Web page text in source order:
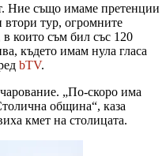
Ние също имаме претенции
втори тур, огромните
които съм бил със 120
където имам нула гласа
bTV.
„По-скоро има
община“, каза
кмет на столицата.